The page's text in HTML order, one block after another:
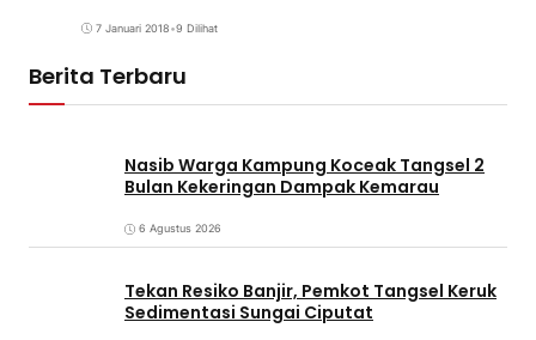
7 Januari 2018•9 Dilihat
Berita Terbaru
Nasib Warga Kampung Koceak Tangsel 2
Bulan Kekeringan Dampak Kemarau
6 Agustus 2026
Tekan Resiko Banjir, Pemkot Tangsel Keruk
Sedimentasi Sungai Ciputat